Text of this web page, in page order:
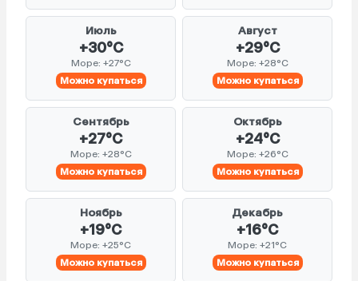
Июль
+30°C
Море: +27°C
Можно купаться
Август
+29°C
Море: +28°C
Можно купаться
Сентябрь
+27°C
Море: +28°C
Можно купаться
Октябрь
+24°C
Море: +26°C
Можно купаться
Ноябрь
+19°C
Море: +25°C
Можно купаться
Декабрь
+16°C
Море: +21°C
Можно купаться